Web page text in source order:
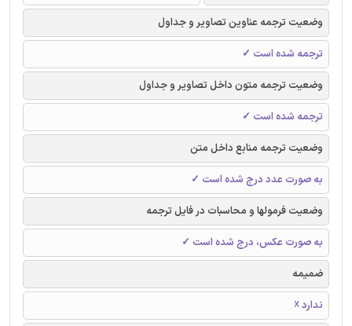
وضعیت ترجمه عناوین تصاویر و جداول
ترجمه شده است ✓
وضعیت ترجمه متون داخل تصاویر و جداول
ترجمه شده است ✓
وضعیت ترجمه منابع داخل متن
به صورت عدد درج شده است ✓
وضعیت فرمولها و محاسبات در فایل ترجمه
به صورت عکس، درج شده است ✓
ضمیمه
ندارد ☓